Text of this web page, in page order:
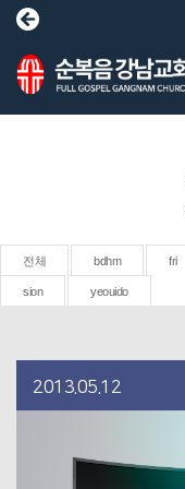
전체 bdhm fri
sion yeouido
2013.05.12